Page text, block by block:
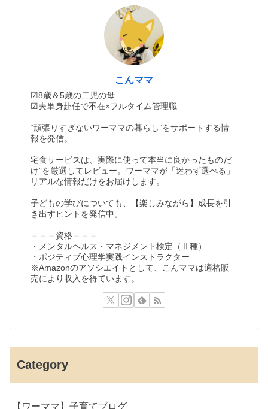
こんママ
☑8歳＆5歳の二児の母
☑夫単身赴任で不在×フルタイム管理職
“頑張りすぎないワーママの暮らし”をサポートする情
報を発信。
宅食サービスは、実際に使って本当に良かったものだ
け”を厳選してレビュー。ワーママが「迷わず選べる」
リアルな情報だけをお届けします。
子どもの学びについても、【楽しみながら】成長を引
き出すヒントを発信中。
＝＝＝資格＝＝＝
・メンタルヘルス・マネジメント検定（Ⅱ種）
・ポジティブ心理学実践インストラクター
※Amazonのアソシエイトとして、こんママは適格販
売により収入を得ています。
Category
【ワーママ】子育てブログ